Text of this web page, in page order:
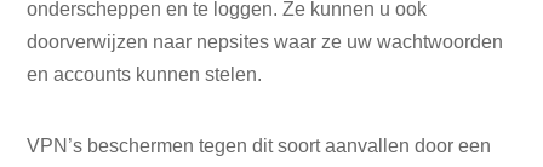
onderscheppen en te loggen. Ze kunnen u ook
doorverwijzen naar nepsites waar ze uw wachtwoorden
en accounts kunnen stelen.
VPN’s beschermen tegen dit soort aanvallen door een